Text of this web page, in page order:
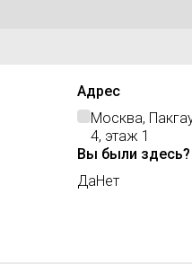
Адрес
Москва,
4, этаж 1
Вы были здесь?
ДаНет